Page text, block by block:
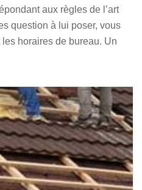
aux règles de l’art
question à lui poser, vous
horaires de bureau. Un